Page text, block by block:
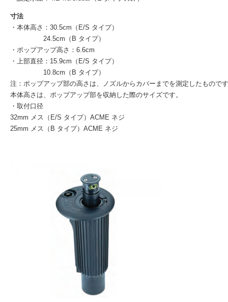
寸法
・本体高さ：30.5cm（E/S タイプ）
24.5cm（B タイプ）
・ポップアップ高さ：6.6cm
・上部直径：15.9cm（E/S タイプ）
10.8cm（B タイプ）
注：ポップアップ部の高さは、ノズルからカバーまでを測定したもので
本体高さは、ポップアップ部を収納した際のサイズです。
・取付口径
32mm メス（E/S タイプ）ACME ネジ
25mm メス（B タイプ）ACME ネジ